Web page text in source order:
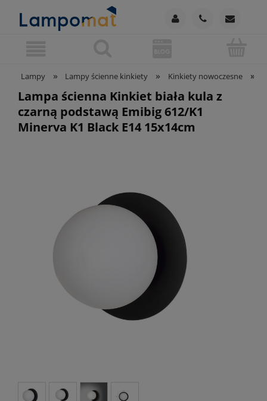
Lampy » Lampy ścienne kinkiety » Kinkiety nowoczesne »
Lampa ścienna Kinkiet biała kula z
czarną podstawą Emibig 612/K1
Minerva K1 Black E14 15x14cm